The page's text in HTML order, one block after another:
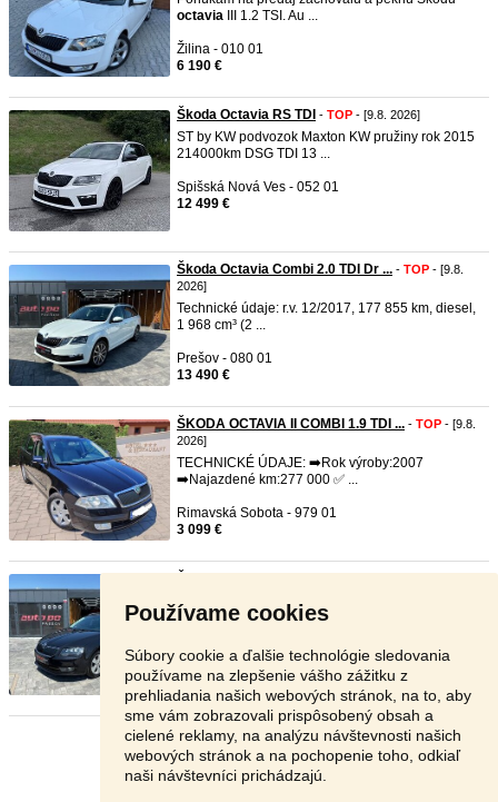
Používame cookies
Súbory cookie a ďalšie technológie sledovania
používame na zlepšenie vášho zážitku z
prehliadania našich webových stránok, na to, aby
sme vám zobrazovali prispôsobený obsah a
cielené reklamy, na analýzu návštevnosti našich
webových stránok a na pochopenie toho, odkiaľ
naši návštevníci prichádzajú.
octavia III 1.2 TSI. Au ...
Žilina - 010 01
6 190 €
Škoda Octavia RS TDI - TOP - [9.8. 2026]
ST by KW podvozok Maxton KW pružiny rok 2015
214000km DSG TDI 13 ...
Spišská Nová Ves - 052 01
12 499 €
Škoda Octavia Combi 2.0 TDI Dr ... - TOP - [9.8.
2026]
Technické údaje: r.v. 12/2017, 177 855 km, diesel,
1 968 cm³ (2 ...
Prešov - 080 01
13 490 €
ŠKODA OCTAVIA II COMBI 1.9 TDI ... - TOP - [9.8.
2026]
TECHNICKÉ ÚDAJE: ➡️Rok výroby:2007
➡️Najazdené km:277 000 ✅️ ...
Rimavská Sobota - 979 01
3 099 €
Technické údaje: r.v. 5/2016, 172 599 km, diesel, 1
Prešov - 080 01
12 790 €
Stránka: 1 2 3 Ďalšia